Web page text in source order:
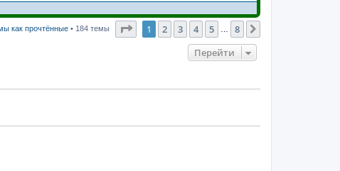
как прочтённые • 184 темы Страница1 из
1 2 3 4 5 8
Перейти